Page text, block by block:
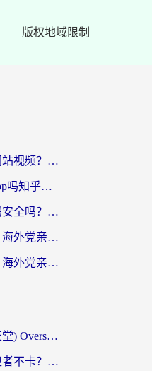
版权地域限制
在国外怎么看国内的网站视频？别再踩坑！选对加速器秒回国内冲浪
国外可以看国内影视app吗知乎？留学生亲测有效的回国加速方案
海外可以看西瓜视频吗安全吗？留学生亲测：3步解决回国追剧难题，附靠谱加速器推荐
国外如何听歌的软件？海外党亲测有效的回国加速器指南
国外怎么用咪咕音乐？海外党亲测有效的听歌自由指南
How to Play Lineage (天堂) Overseas? The Ultimate Guide to Choosing the Best Chinese Server Game Accelerator (在国外打天堂加速器)
在国外怎么打冰原守卫者不卡？留学生亲测的国服游戏加速指南